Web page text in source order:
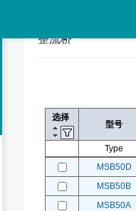
整流桥
选择
型号
Type
MSB50D
MSB50B
MSB50A